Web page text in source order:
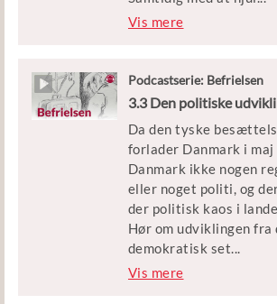
ene skulle rulles i gang
bryde en ny stor krig ud.
I denne episode af
blive klogere på den
genopbygning efter
hvorfor Danmark kom
vestlige
Medvirkende:
Olesen
Vis mere
Podcastserie: Befrielsen
3.3 Den politiske
Da den tyske
forlader Danmark i
Danmark ikke nogen
eller noget politi, og
der politisk kaos i
Hør om udviklingen fra
demokratisk set...
meget atypiske
Vis mere